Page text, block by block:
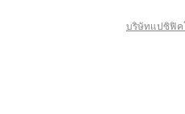
บริษัทแปซิฟิค